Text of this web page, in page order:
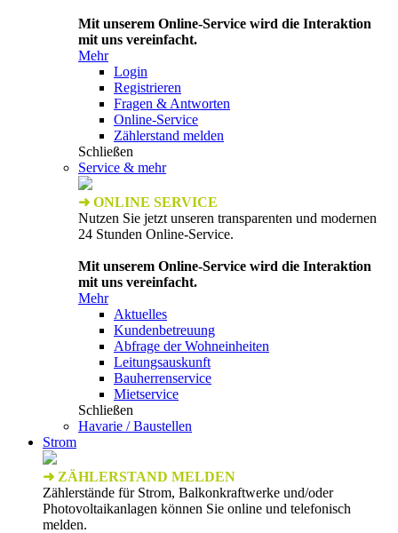
Mit unserem Online-Service wird die Interaktion
mit uns vereinfacht.
Mehr
Login
Registrieren
Fragen & Antworten
Online-Service
Zählerstand melden
Schließen
Service & mehr
➜ ONLINE SERVICE
Nutzen Sie jetzt unseren transparenten und modernen
24 Stunden Online-Service.
Mit unserem Online-Service wird die Interaktion
mit uns vereinfacht.
Mehr
Aktuelles
Kundenbetreuung
Abfrage der Wohneinheiten
Leitungsauskunft
Bauherrenservice
Mietservice
Schließen
Havarie / Baustellen
Strom
➜ ZÄHLERSTAND MELDEN
Zählerstände für Strom, Balkonkraftwerke und/oder
Photovoltaikanlagen können Sie online und telefonisch
melden.